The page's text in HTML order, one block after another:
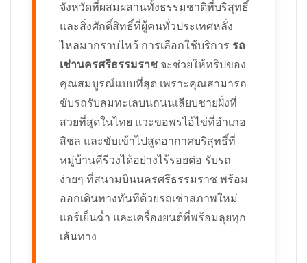
จังหวัดที่ผสมผสานทั้งธรรมชาติที่บริสุทธิ์
และสิ่งศักดิ์สิทธิ์ที่ผู้คนทั่วประเทศหลั่ง
ไหลมากราบไหว้ การเลือกใช้บริการ รถ
เช่านครศรีธรรมราช จะช่วยให้ทริปของ
คุณสมบูรณ์แบบที่สุด เพราะคุณสามารถ
ขับรถรับลมทะเลบนถนนเลียบชายฝั่งที่
สวยที่สุดในไทย แวะขอพรไอ้ไข่ที่อำเภอ
สิชล และขับเข้าไปสูดอากาศบริสุทธิ์ที่
หมู่บ้านคีรีวงได้อย่างไร้รอยต่อ รับรถ
ง่ายๆ ที่สนามบินนครศรีธรรมราช พร้อม
ออกเดินทางทันทีด้วยรถเช่าสภาพใหม่
แอร์เย็นฉ่ำ และเครื่องยนต์ที่พร้อมลุยทุก
เส้นทาง